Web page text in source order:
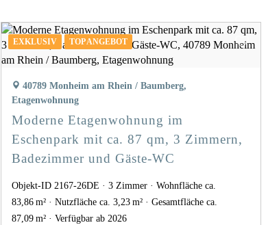
EXKLUSIV TOP ANGEBOT
40789 Monheim am Rhein / Baumberg,
Etagenwohnung
Moderne Etagenwohnung im
Eschenpark mit ca. 87 qm, 3 Zimmern,
Badezimmer und Gäste-WC
Objekt-ID 2167-26DE 3 Zimmer
Wohnfläche ca.
83,86 m²
Nutzfläche ca. 3,23 m²
Gesamtfläche ca.
87,09 m²
Verfügbar ab 2026